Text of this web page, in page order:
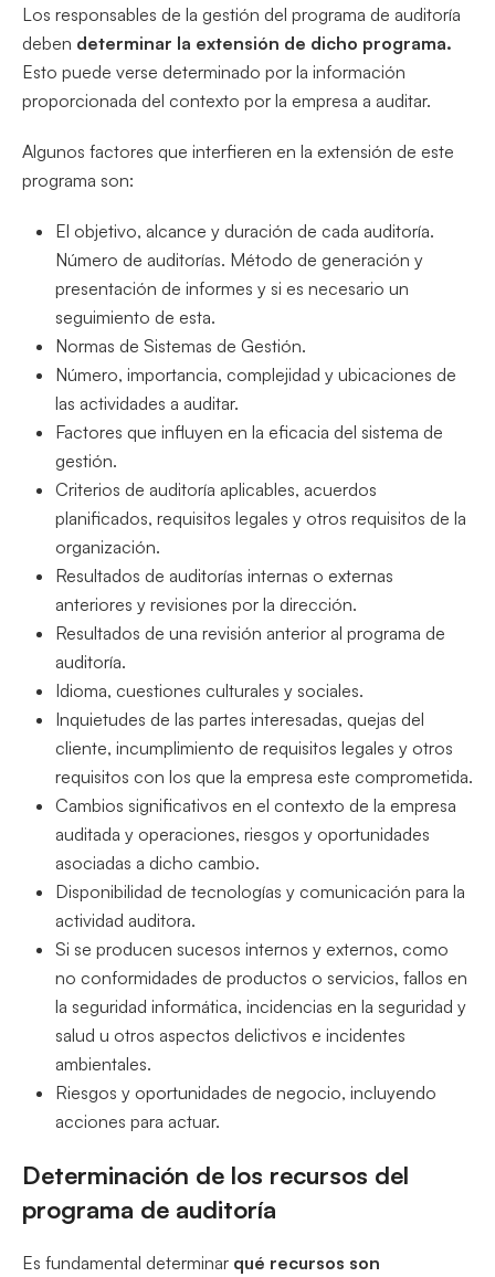
Los responsables de la gestión del programa de auditoría
deben determinar la extensión de dicho programa.
Esto puede verse determinado por la información
proporcionada del contexto por la empresa a auditar.
Algunos factores que interfieren en la extensión de este
programa son:
El objetivo, alcance y duración de cada auditoría.
Número de auditorías. Método de generación y
presentación de informes y si es necesario un
seguimiento de esta.
Normas de Sistemas de Gestión.
Número, importancia, complejidad y ubicaciones de
las actividades a auditar.
Factores que influyen en la eficacia del sistema de
gestión.
Criterios de auditoría aplicables, acuerdos
planificados, requisitos legales y otros requisitos de la
organización.
Resultados de auditorías internas o externas
anteriores y revisiones por la dirección.
Resultados de una revisión anterior al programa de
auditoría.
Idioma, cuestiones culturales y sociales.
Inquietudes de las partes interesadas, quejas del
cliente, incumplimiento de requisitos legales y otros
requisitos con los que la empresa este comprometida.
Cambios significativos en el contexto de la empresa
auditada y operaciones, riesgos y oportunidades
asociadas a dicho cambio.
Disponibilidad de tecnologías y comunicación para la
actividad auditora.
Si se producen sucesos internos y externos, como
no conformidades de productos o servicios, fallos en
la seguridad informática, incidencias en la seguridad y
salud u otros aspectos delictivos e incidentes
ambientales.
Riesgos y oportunidades de negocio, incluyendo
acciones para actuar.
Determinación de los recursos del
programa de auditoría
Es fundamental determinar qué recursos son